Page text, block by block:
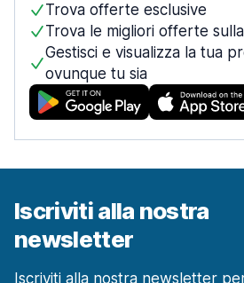
Trova offerte esclusive
Trova le migliori offerte
Gestisci e visualizza la tua
ovunque tu sia
Iscriviti alla nostra
newsletter
Iscriviti alla nostra newsletter